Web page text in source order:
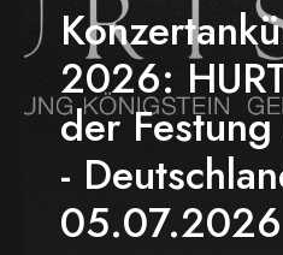
2026:
der
-
05.07.2026